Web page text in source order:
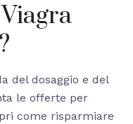
del dosaggio e del
le offerte per
come risparmiare